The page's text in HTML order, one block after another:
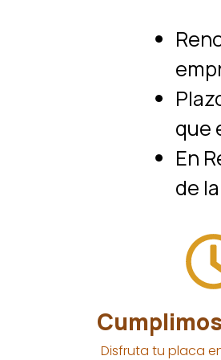
que
En
de
Disfruta tu placa